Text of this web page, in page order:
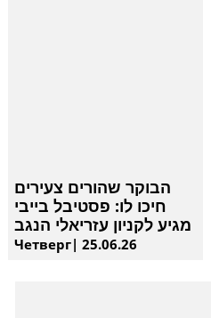
הבוקר שהורים צעירים
חיכו לו: פסטיבל בייבי
מגיע לקניון עזריאלי הנגב
Четверг| 25.06.26